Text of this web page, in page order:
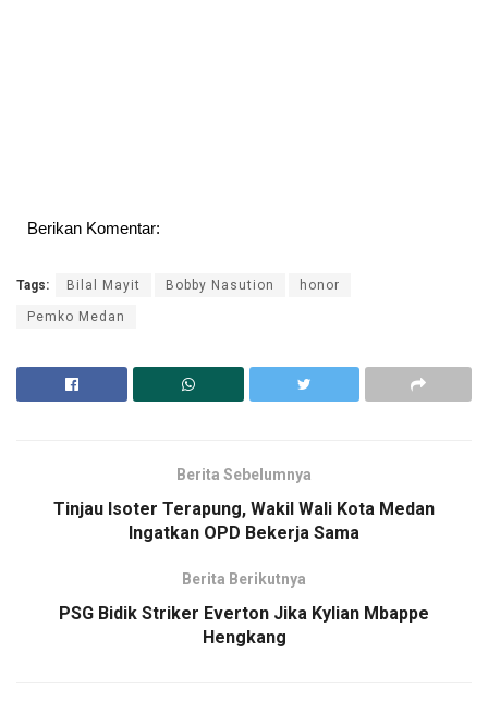
Berikan Komentar:
Tags: Bilal Mayit Bobby Nasution honor
Pemko Medan
Berita Sebelumnya
Tinjau Isoter Terapung, Wakil Wali Kota Medan
Ingatkan OPD Bekerja Sama
Berita Berikutnya
PSG Bidik Striker Everton Jika Kylian Mbappe
Hengkang